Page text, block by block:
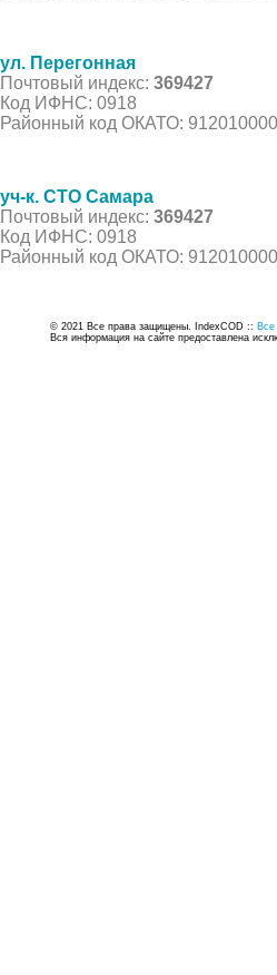
ул. Перегонная
Почтовый индекс: 369427
Код ИФНС: 0918
Районный код ОКАТО:
уч-к. СТО Самара
Почтовый индекс: 369427
Код ИФНС: 0918
Районный код ОКАТО:
© 2021 Все права защищены. IndexCOD ::
Вся информация на сайте предоставлена